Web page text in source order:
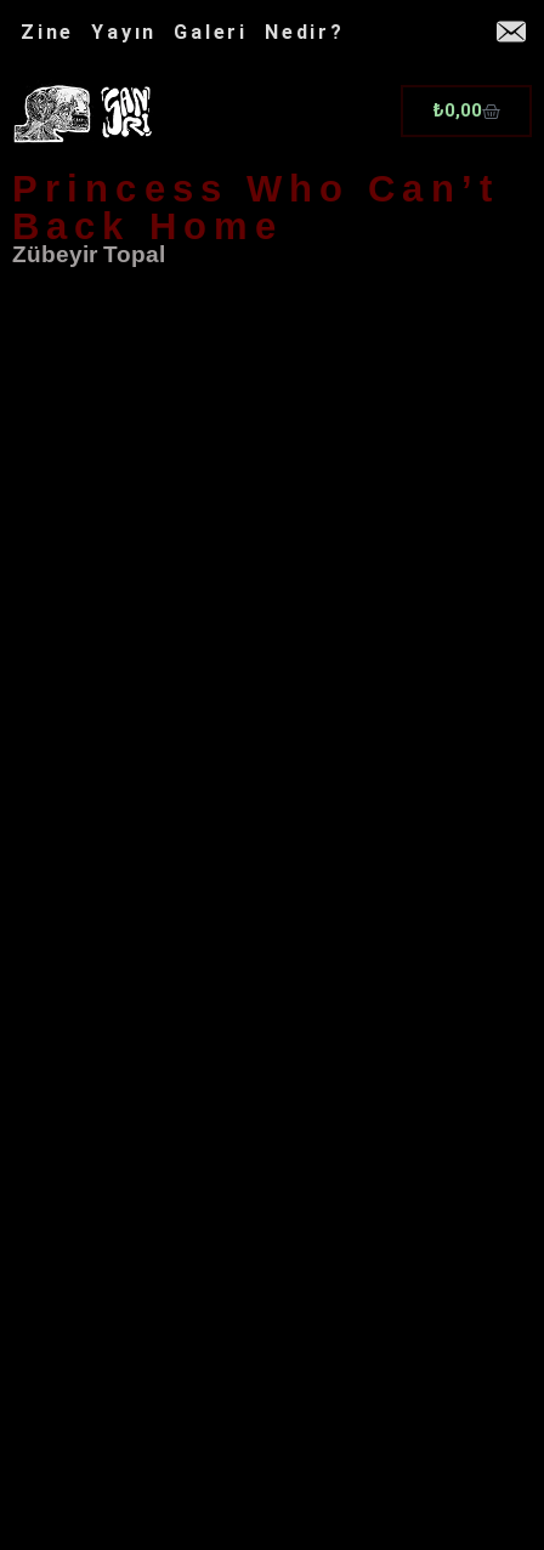
atlaZine Yayın Galeri Nedir?
₺0,00Cart
Princess Who Can’t
Back Home
Zübeyir Topal